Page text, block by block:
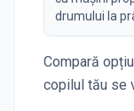
drumului la
Compară
copilul tău se